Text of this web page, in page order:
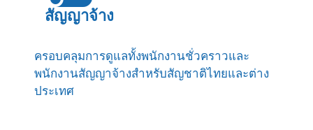
สัญญาจ้าง
ครอบคลุมการดูแลทั้งพนักงานชั่วคราวและ
พนักงานสัญญาจ้างสำหรับสัญชาติไทยและต่าง
ประเทศ